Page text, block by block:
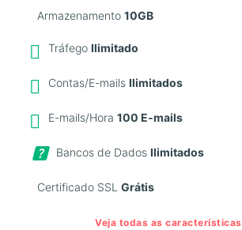
Armazenamento10GB
TráfegoIlimitado
Contas/E-mailsIlimitados
E-mails/Hora100 E-mails
Bancos de DadosIlimitados
Certificado SSLGrátis
Veja todas as características